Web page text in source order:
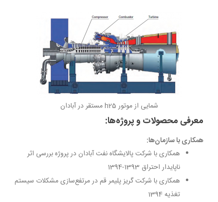
شمایی از موتور h25 مستقر در آبادان
معرفی محصولات و پروژه‌ها:
همکاری با سازمان‌ها:
همکاری با شرکت پالایشگاه نفت آبادان در پروژه بررسی اثر
ناپایدار احتراق 1393-1394
همکاری با شرکت گریز پلیمر قم در مرتفع‌سازی مشکلات سیستم
تغذیه 1394